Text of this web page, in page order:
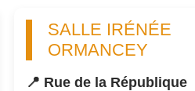
SALLE IRÉNÉE
ORMANCEY
📍 Rue de la République